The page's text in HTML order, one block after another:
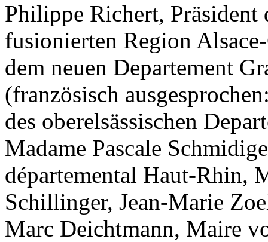
Philippe Richert, Präsident
fusionierten Region
dem neuen Departement
(französisch
des oberelsässischen
Madame Pascale
départemental Haut-Rhin,
Schillinger, Jean-Marie
Marc Deichtmann, Maire